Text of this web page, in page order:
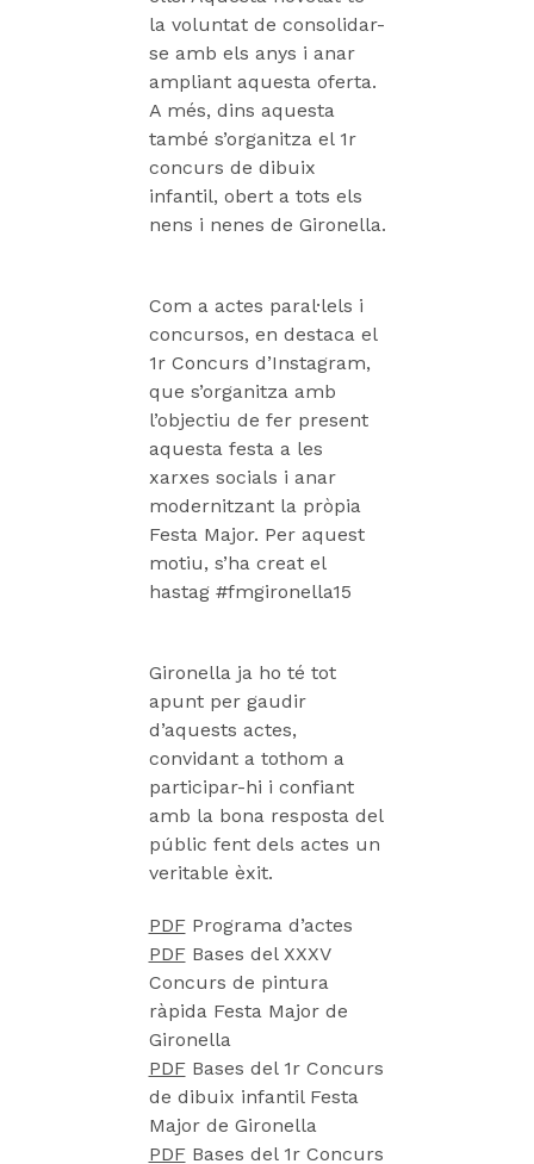
la voluntat de consolidar-
se amb els anys i anar
ampliant aquesta oferta.
A més, dins aquesta
també s’organitza el 1r
concurs de dibuix
infantil, obert a tots els
nens i nenes de Gironella.
Com a actes paral·lels i
concursos, en destaca el
1r Concurs d’Instagram,
que s’organitza amb
l’objectiu de fer present
aquesta festa a les
xarxes socials i anar
modernitzant la pròpia
Festa Major. Per aquest
motiu, s’ha creat el
hastag #fmgironella15
Gironella ja ho té tot
apunt per gaudir
d’aquests actes,
convidant a tothom a
participar-hi i confiant
amb la bona resposta del
públic fent dels actes un
veritable èxit.
PDFPrograma d’actes
PDFBases del XXXV
Concurs de pintura
ràpida Festa Major de
Gironella
PDFBases del 1r Concurs
de dibuix infantil Festa
Major de Gironella
PDFBases del 1r Concurs